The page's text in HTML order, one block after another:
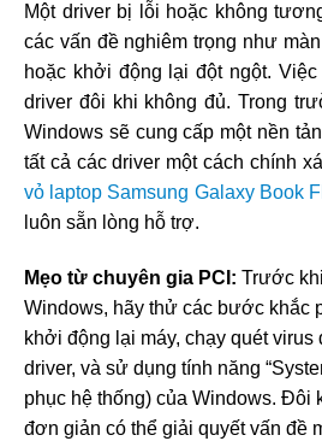
Một driver bị lỗi hoặc không
các vấn đề nghiêm trọng như
hoặc khởi động lại đột ngột.
driver đôi khi không đủ. Trong
Windows sẽ cung cấp một nền
tất cả các driver một cách chính
vỏ laptop Samsung Galaxy Book
luôn sẵn lòng hỗ trợ.
Mẹo từ chuyên gia PCI: Trước
Windows, hãy thử các bước khắc
khởi động lại máy, chạy quét virus
driver, và sử dụng tính năng
phục hệ thống) của Windows. Đôi
đơn giản có thể giải quyết vấn đề